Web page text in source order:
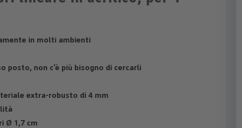
in molti ambienti
posto, non c’è più bisogno di cercarli
extra-robusto di 4 mm
Ø 1,7 cm